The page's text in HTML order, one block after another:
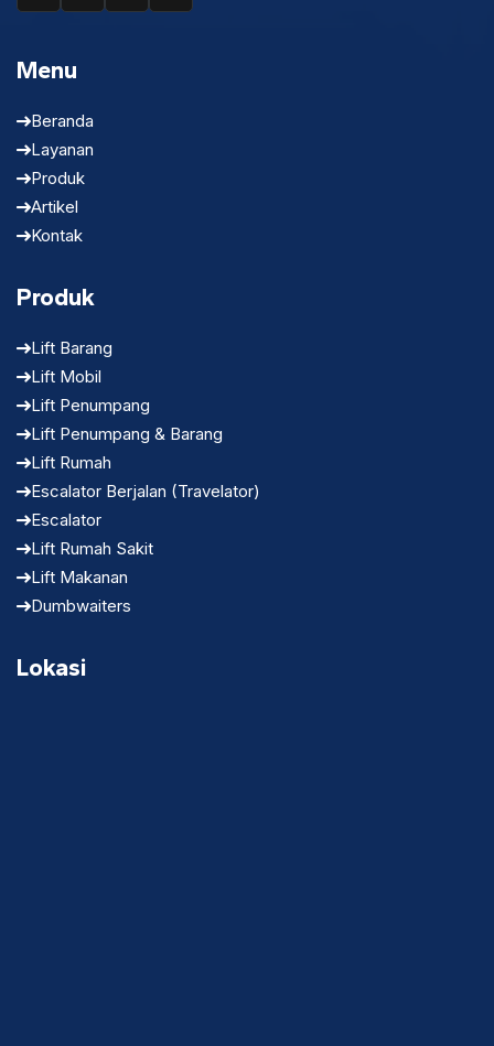
Menu
Beranda
Layanan
Produk
Artikel
Kontak
Produk
Lift Barang
Lift Mobil
Lift Penumpang
Lift Penumpang & Barang
Lift Rumah
Escalator Berjalan (Travelator)
Escalator
Lift Rumah Sakit
Lift Makanan
Dumbwaiters
Lokasi